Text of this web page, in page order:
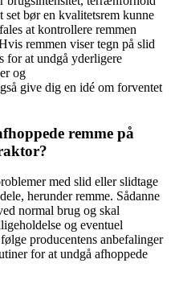
set bør en kvalitetsrem kunne
at kontrollere remmen
remmen viser tegn på slid
for at undgå yderligere
og
give dig en idé om forventet
remme på
med slid eller slidtage
herunder remme. Sådanne
normal brug og skal
og eventuel
producentens anbefalinger
for at undgå afhoppede